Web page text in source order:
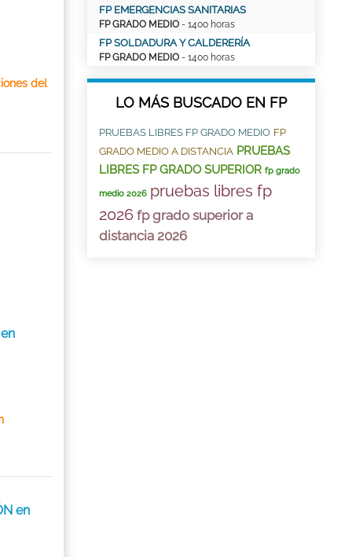
del
en
FP EMERGENCIAS SANITARIAS
FP GRADO MEDIO - 1400 horas
FP SOLDADURA Y CALDERERÍA
FP GRADO MEDIO - 1400 horas
LO MÁS BUSCADO EN FP
PRUEBAS LIBRES FP GRADO MEDIO FP
GRADO MEDIO A DISTANCIA PRUEBAS
LIBRES FP GRADO SUPERIOR fp grado
medio 2026 pruebas libres fp
2026 fp grado superior a
distancia 2026